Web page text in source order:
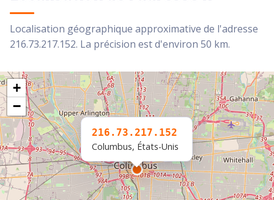
Localisation géographique approximative de l'adresse
216.73.217.152. La précision est d'environ 50 km.
216.73.217.152
Columbus, États-Unis
+
−